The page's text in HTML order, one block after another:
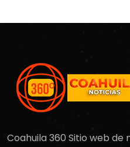
Coahuila 360 Sitio web de